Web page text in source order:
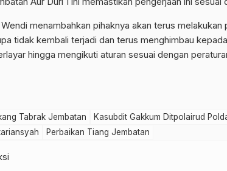
menambahkan pihaknya akan terus
tidak kembali terjadi dan terus menghimbau
hingga mengikuti aturan sesuai dengan
Tabrak Jembatan
Kasubdit Gakkum Ditpolairud
Perbaikan Tiang Jembatan